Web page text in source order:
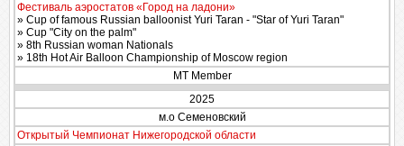
Фестиваль аэростатов «Город на ладони»
» Cup of famous Russian balloonist Yuri Taran - "Star of Yuri Taran"
» Cup "City on the palm"
» 8th Russian woman Nationals
» 18th Hot Air Balloon Championship of Moscow region
MT Member
2025
м.о Семеновский
Открытый Чемпионат Нижегородской области